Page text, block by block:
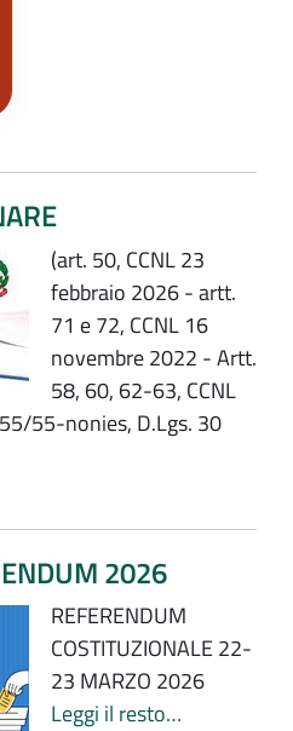
(art. 50, CCNL 23
febbraio 2026 - artt.
71 e 72, CCNL 16
novembre 2022 - Artt.
58, 60, 62-63, CCNL
55-nonies, D.Lgs. 30
2026
REFERENDUM
COSTITUZIONALE 22-
23 MARZO 2026
Leggi il resto…